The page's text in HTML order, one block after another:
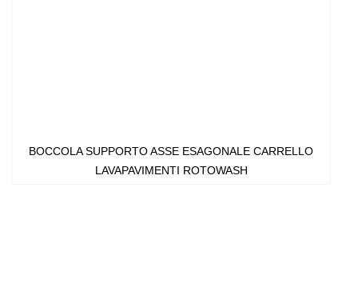
BOCCOLA SUPPORTO ASSE ESAGONALE CARRELLO
LAVAPAVIMENTI ROTOWASH